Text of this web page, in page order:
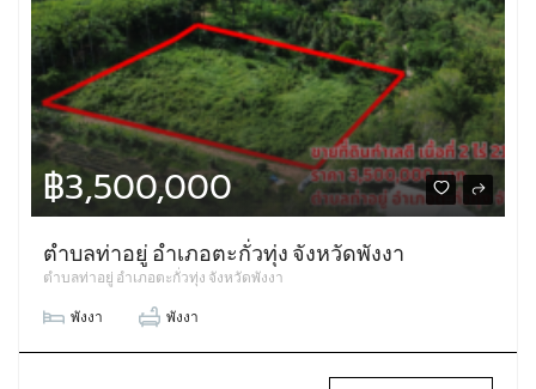
฿3,500,000
ตำบลท่าอยู่ อำเภอตะกั่วทุ่ง จังหวัดพังงา
ตำบลท่าอยู่ อำเภอตะกั่วทุ่ง จังหวัดพังงา
พังงา พังงา